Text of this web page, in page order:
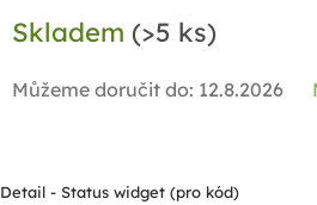
cena:
Skladem (>5 ks)
Můžeme doručit do: 12.8.2026
Detail - Status widget (pro kód)